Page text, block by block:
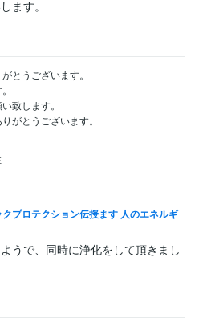
ます。
とうございます。
致します。
がとうございます。
プロテクション伝授ます 人のエネルギ
うで、同時に浄化をして頂きまし